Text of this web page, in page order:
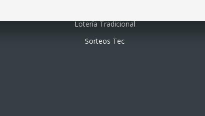
Lotería Tradicional
Sorteos Tec